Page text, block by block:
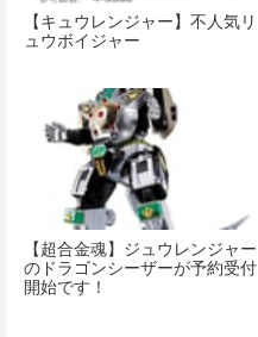
【キュウレンジャー】不人気リ
ュウボイジャー
【超合金魂】ジュウレンジャー
のドラゴンシーザーが予約受付
開始です！